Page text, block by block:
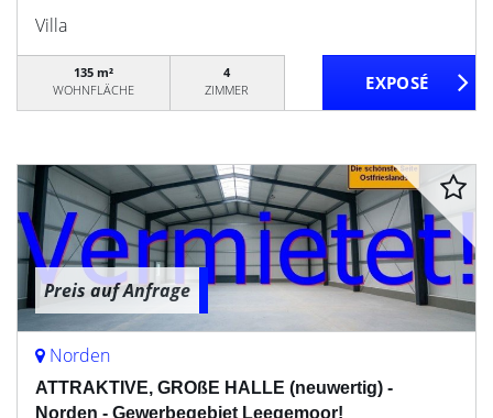
Villa
135 m²
WOHNFLÄCHE
4
ZIMMER
Preis auf Anfrage
Norden
ATTRAKTIVE, GROßE HALLE (neuwertig) -
Norden - Gewerbegebiet Leegemoor!